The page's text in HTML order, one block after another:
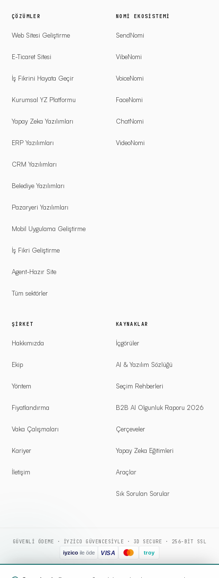
ÇÖZÜMLER
Web Sitesi Geliştirme
E-Ticaret Sitesi
İş Fikrini Hayata Geçir
Kurumsal YZ Platformu
Yapay Zeka Yazılımları
ERP Yazılımları
CRM Yazılımları
Belediye Yazılımları
Pazaryeri Yazılımları
Mobil Uygulama Geliştirme
İş Fikri Geliştirme
Agent-Hazır Site
Tüm sektörler
NOMI EKOSISTEMI
SendNomi
VibeNomi
VoiceNomi
FaceNomi
ChatNomi
VideoNomi
ŞIRKET
Hakkımızda
Ekip
Yöntem
Fiyatlandırma
Vaka Çalışmaları
Kariyer
İletişim
KAYNAKLAR
İçgörüler
AI & Yazılım Sözlüğü
Seçim Rehberleri
B2B AI Olgunluk Raporu 2026
Çerçeveler
Yapay Zeka Eğitimleri
Araçlar
Sık Sorulan Sorular
GÜVENLI ÖDEME · IYZICO GÜVENCESIYLE · 3D SECURE · 256-BIT SSL